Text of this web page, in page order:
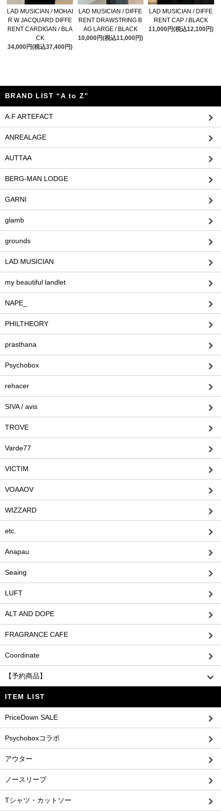
LAD MUSICIAN / MOHAI
R W JACQUARD DIFFE
RENT CARDIGAN / BLA
CK
34,000円(税込37,400円)
LAD MUSICIAN / DIFFE
RENT DRAWSTRING B
AG LARGE / BLACK
10,000円(税込11,000円)
LAD MUSICIAN / DIFFE
RENT CAP / BLACK
11,000円(税込12,100円)
BRAND LIST “A to Z”
A.F ARTEFACT
ANREALAGE
AUTTAA
BERG-MAN LODGE
GARNI
glamb
grounds
LAD MUSICIAN
my beautiful landlet
NAPE_
PHILTHEORY
prasthana
Psychobox
rehacer
SIVA / avis
TROVE
Varde77
VICTIM
VOAAOV
WIZZARD
etc.
Anapau
Seaing
LUFT
ALT AND DOPE
FRAGRANCE CAFE
Coordinate
【予約商品】
ITEM LIST
PriceDown SALE
Psychoboxコラボ
アウター
ノースリーブ
Tシャツ・カットソー